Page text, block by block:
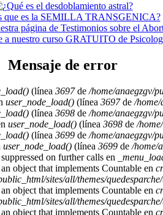
Mensaje de error
(línea 3697de /home/anaegzgv/
user_node_load()(línea 3697de /home/
(línea 3698de /home/anaegzgv/
user_node_load() (línea 3698 de /
(línea 3699de /home/anaegzgv/
user_node_load()(línea 3699de /home/
on further calls en
object that implements Countable en
sites/all/themes/
object that implements Countable en
sites/all/themes/
object that implements Countable en